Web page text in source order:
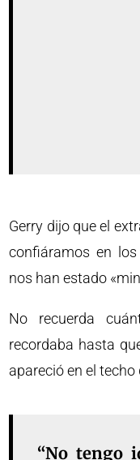
Gerry dijo que el
confiáramos en
nos han estado
No recuerda
recordaba hasta
apareció en el
“No tengo